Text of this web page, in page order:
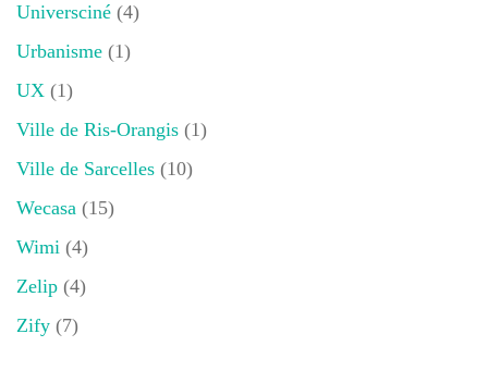
Universciné (4)
Urbanisme (1)
UX (1)
Ville de Ris-Orangis (1)
Ville de Sarcelles (10)
Wecasa (15)
Wimi (4)
Zelip (4)
Zify (7)